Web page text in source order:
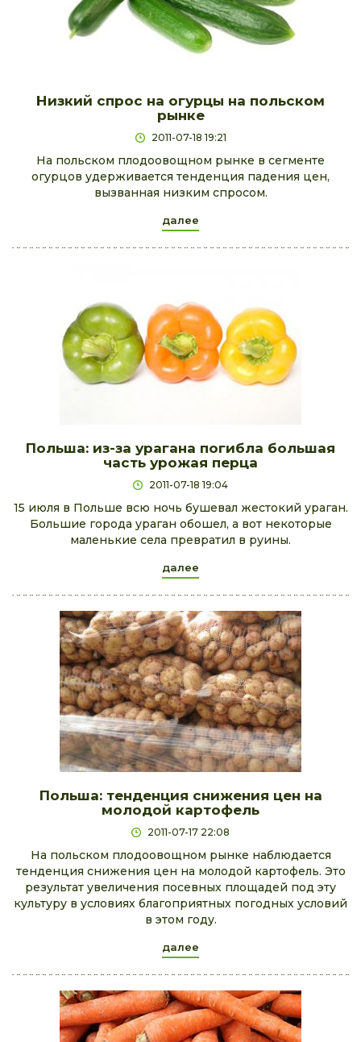
Низкий спрос на огурцы на польском
рынке
2011-07-18 19:21
На польском плодоовощном рынке в сегменте
огурцов удерживается тенденция падения цен,
вызванная низким спросом.
далее
Польша: из-за урагана погибла большая
часть урожая перца
2011-07-18 19:04
15 июля в Польше всю ночь бушевал жестокий ураган.
Большие города ураган обошел, а вот некоторые
маленькие села превратил в руины.
далее
Польша: тенденция снижения цен на
молодой картофель
2011-07-17 22:08
На польском плодоовощном рынке наблюдается
тенденция снижения цен на молодой картофель. Это
результат увеличения посевных площадей под эту
культуру в условиях благоприятных погодных условий
в этом году.
далее